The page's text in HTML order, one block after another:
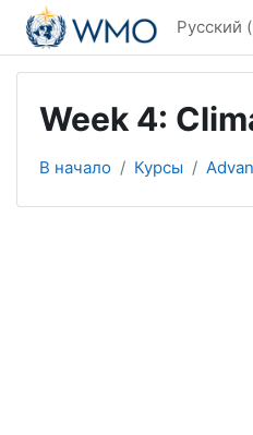
Перейти к основному
Русский
Week 4:
В начало Курсы